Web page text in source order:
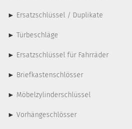
► Ersatzschlüssel / Duplikate
► Türbeschläge
► Ersatzschlüssel für Fahrräder
► Briefkastenschlösser
► Möbelzylinderschlüssel
► Vorhängeschlösser